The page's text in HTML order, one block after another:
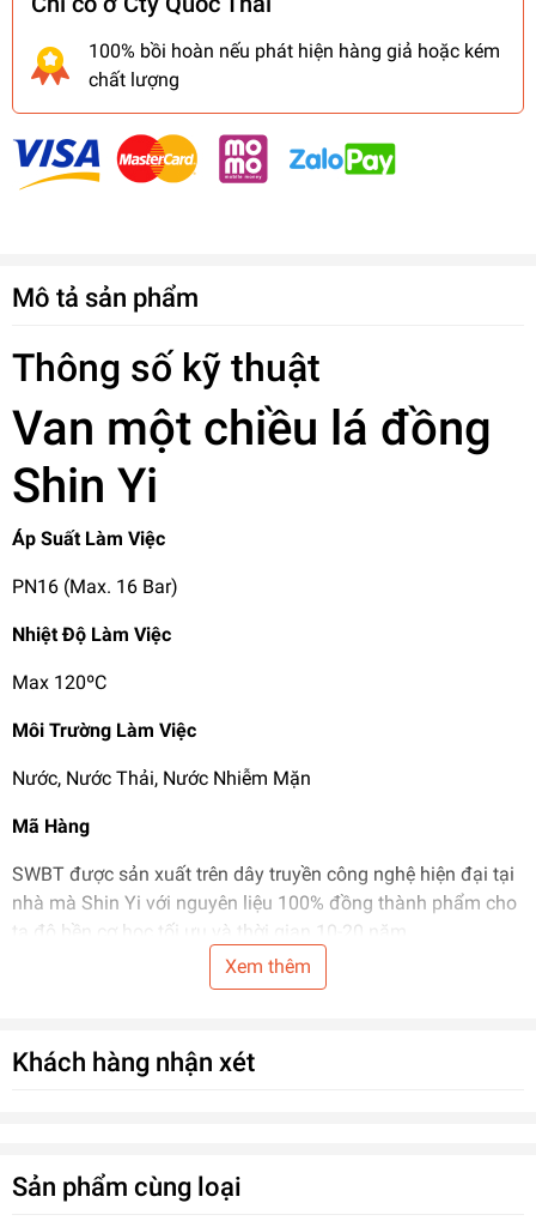
100% bồi hoàn nếu phát hiện hàng giả hoặc kém
chất lượng
Mô tả sản phẩm
Thông số kỹ thuật
Van một chiều lá đồng
Shin Yi
Áp Suất Làm Việc
PN16 (Max. 16 Bar)
Nhiệt Độ Làm Việc
Max 120ºC
Môi Trường Làm Việc
Nước, Nước Thải, Nước Nhiễm Mặn
Mã Hàng
SWBT được sản xuất trên dây truyền công nghệ hiện đại tại
nhà mà Shin Yi với nguyên liệu 100% đồng thành phẩm cho
ta độ bền cơ học tối ưu và thời gian 10-20 năm
http://www.quocthaivn.com
Xem thêm
Khách hàng nhận xét
Sản phẩm cùng loại